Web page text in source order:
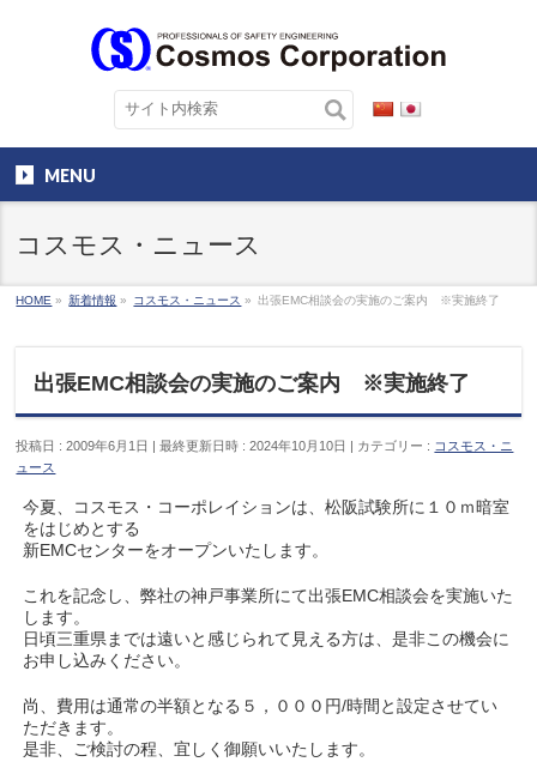
MENU
コスモス・ニュース
HOME » 新着情報 » コスモス・ニュース » 出張EMC相談会の実施のご案内 ※実施終了
出張EMC相談会の実施のご案内 ※実施終了
投稿日 : 2009年6月1日 最終更新日時 : 2024年10月10日 カテゴリー : コスモス・ニ
ュース
今夏、コスモス・コーポレイションは、松阪試験所に１０ｍ暗室
をはじめとする
新EMCセンターをオープンいたします。
これを記念し、弊社の神戸事業所にて出張EMC相談会を実施いた
します。
日頃三重県までは遠いと感じられて見える方は、是非この機会に
お申し込みください。
尚、費用は通常の半額となる５，０００円/時間と設定させてい
ただきます。
是非、ご検討の程、宜しく御願いいたします。